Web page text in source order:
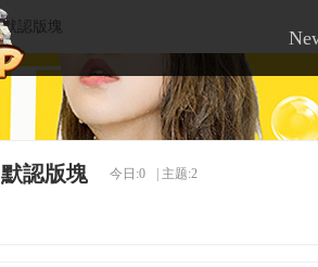
默認版塊
默認版塊 今日:0 主题:2